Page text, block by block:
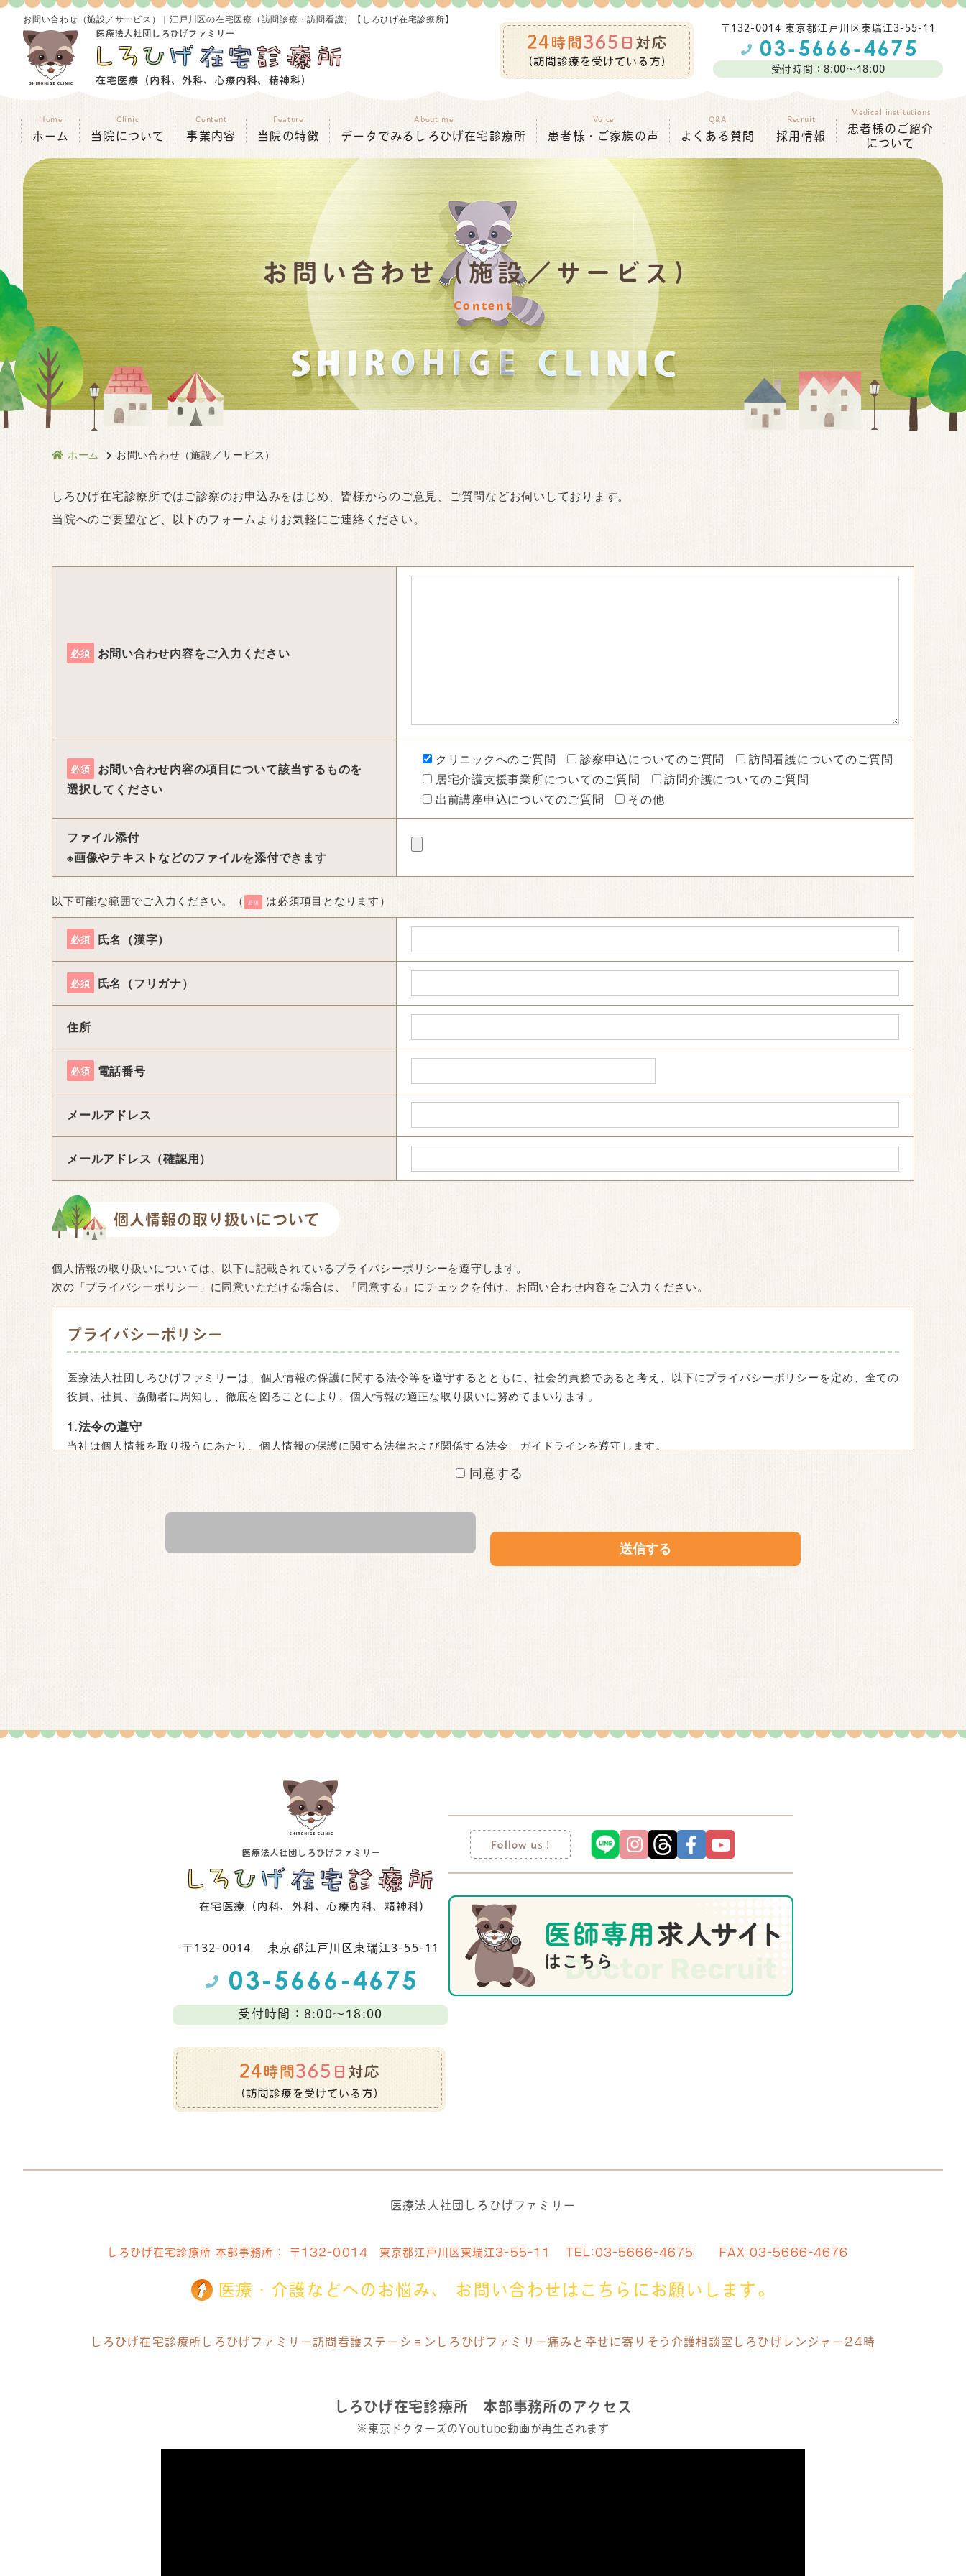
〒132-0014 東京都江⼾川区東瑞江3-55-11
受付時間：8:00～18:00
Home
ホーム
Clinic
当院について
Content
事業内容
Feature
当院の特徴
About me
データでみるしろひげ在宅診療所
Voice
患者様・ご家族の声
Q&A
よくある質問
Recruit
採用情報
Medical institutions
患者様のご紹介
について
お問い合わせ（施設／サービス）
Content
お問い合わせ（施設／サービス）｜江戸川区の在宅医療（訪問診療・訪問看護）【しろひげ在宅診療所】
ホーム お問い合わせ（施設／サービス）
しろひげ在宅診療所ではご診察のお申込みをはじめ、皆様からのご意見、ご質問などお伺いしております。
当院へのご要望など、以下のフォームよりお気軽にご連絡ください。
必須 お問い合わせ内容をご入力ください
必須
お問い合わせ内容の項目について該当するものを
選択してください
クリニックへのご質問 診察申込についてのご質問
訪問看護についてのご質問
居宅介護支援事業所についてのご質問
訪問介護についてのご質問
出前講座申込についてのご質問
その他
ファイル添付
※画像やテキストなどのファイルを添付できます
以下可能な範囲でご入力ください。（ 必須 は必須項目となります）
必須 氏名（漢字）
必須 氏名（フリガナ）
住所
必須 電話番号
メールアドレス
メールアドレス（確認用）
個人情報の取り扱いについて
個人情報の取り扱いについては、以下に記載されているプライバシーポリシーを遵守します。
次の「プライバシーポリシー」に同意いただける場合は、「同意する」にチェックを付け、お問い合わせ内容をご入力ください。
プライバシーポリシー
医療法人社団しろひげファミリーは、個人情報の保護に関する法令等を遵守するとともに、社会的責務であると考え、以下にプライバシーポリシーを定め、全ての
役員、社員、協働者に周知し、徹底を図ることにより、個人情報の適正な取り扱いに努めてまいります。
1.法令の遵守
当社は個人情報を取り扱うにあたり、個人情報の保護に関する法律および関係する法令、ガイドラインを遵守します。
報の利用目的を変更する場合は、変更後の利用目的を公表、またはご本人へ通知いたします。
ご提供いただいた個人情報は、管理責任者が適切な管理を行なうとともに、漏洩や紛失等の防止に努めます。また、外部からの不正アクセスや破壊、改ざん等の危
個人情報につき開示、訂正等の請求があった場合は、その請求がご本人またはその代理人によるものであることを確認した上で、必要かつ合理的な範囲で対応いた
当社は、個人情報の適正な取り扱いを目的とした体制の整備および社内の教育の継続的実施に努めてまいります。
〒132-0014 東京都江戸川区東瑞江3丁目55番11号
医療法人社団しろひげファミリー 経営企画本部
TEL：03-5879-7500（受付時間 8：00～17：00）
土・日・祝祭日・夏季休暇・年末年始は、翌営業日以降の対応とさせていただきます。
同意する
〒132-0014 東京都江⼾川区東瑞江3-55-11
受付時間：8:00～18:00
医療法人社団しろひげファミリー
しろひげ在宅診療所 本部事務所： 〒132-0014 東京都江戸川区東瑞江3-55-11 TEL:03-5666-4675 FAX:03-5666-4676
医療・介護などへのお悩み、 お問い合わせはこちらにお願いします。
しろひげ在宅診療所 しろひげファミリー訪問看護ステーション しろひげファミリー痛みと幸せに寄りそう介護相談室 しろひげレンジャー24時
しろひげ在宅診療所 本部事務所のアクセス
※東京ドクターズのYoutube動画が再生されます